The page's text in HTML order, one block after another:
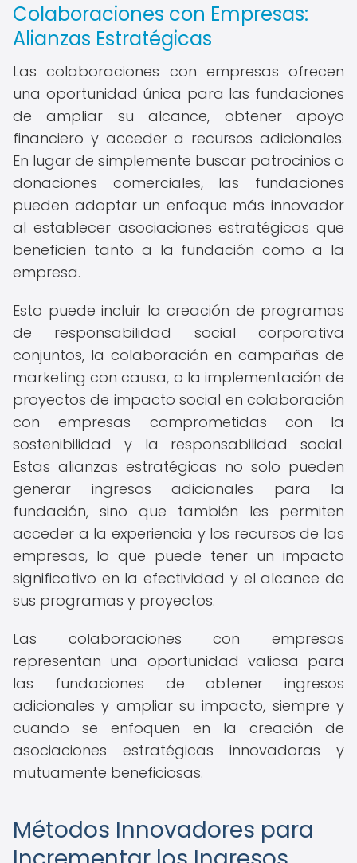
Colaboraciones con Empresas:
Alianzas Estratégicas
Las colaboraciones con empresas ofrecen
una oportunidad única para las fundaciones
de ampliar su alcance, obtener apoyo
financiero y acceder a recursos adicionales.
En lugar de simplemente buscar patrocinios o
donaciones comerciales, las fundaciones
pueden adoptar un enfoque más innovador
al establecer asociaciones estratégicas que
beneficien tanto a la fundación como a la
empresa.
Esto puede incluir la creación de programas
de responsabilidad social corporativa
conjuntos, la colaboración en campañas de
marketing con causa, o la implementación de
proyectos de impacto social en colaboración
con empresas comprometidas con la
sostenibilidad y la responsabilidad social.
Estas alianzas estratégicas no solo pueden
generar ingresos adicionales para la
fundación, sino que también les permiten
acceder a la experiencia y los recursos de las
empresas, lo que puede tener un impacto
significativo en la efectividad y el alcance de
sus programas y proyectos.
Las colaboraciones con empresas
representan una oportunidad valiosa para
las fundaciones de obtener ingresos
adicionales y ampliar su impacto, siempre y
cuando se enfoquen en la creación de
asociaciones estratégicas innovadoras y
mutuamente beneficiosas.
Métodos Innovadores para